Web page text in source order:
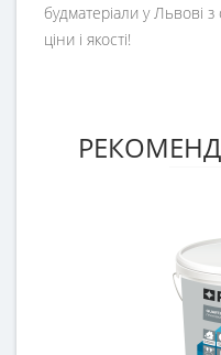
будматеріали у Львові
ціни і якості!